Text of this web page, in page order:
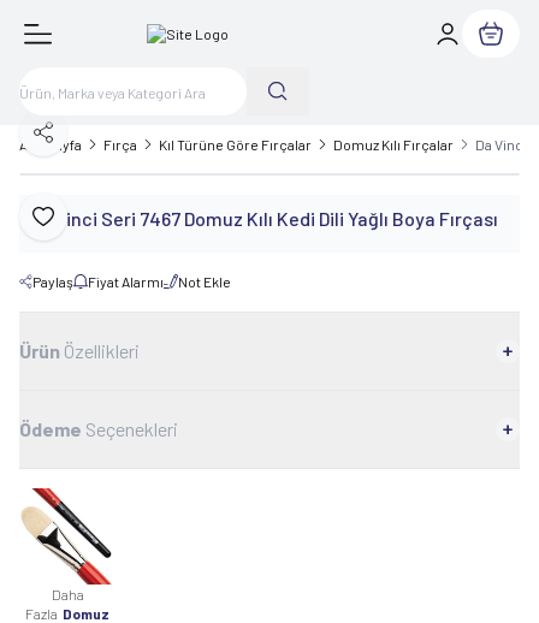
Sepetim
Ana Sayfa Fırça Kıl Türüne Göre Fırçalar Domuz Kılı Fırçalar Da Vinci
Favoriye Ekle
Paylaş
Da Vinci Seri 7467 Domuz Kılı Kedi Dili Yağlı Boya Fırçası
Paylaş Fiyat Alarmı Not Ekle
Ürün Özellikleri
Ödeme Seçenekleri
Daha
Fazla Domuz